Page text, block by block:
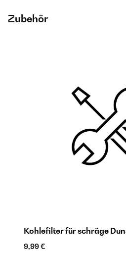
Zubehör
Kohlefilter für schräge
9,99 €